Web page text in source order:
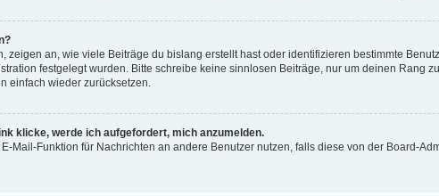
zeigen an, wie viele Beiträge du bislang erstellt hast oder identifizieren bestimmte
festgelegt wurden. Bitte schreibe keine sinnlosen Beiträge, nur um deinen
einfach wieder zurücksetzen.
klicke, werde ich aufgefordert, mich anzumelden.
Mail-Funktion für Nachrichten an andere Benutzer nutzen, falls diese von der Board-